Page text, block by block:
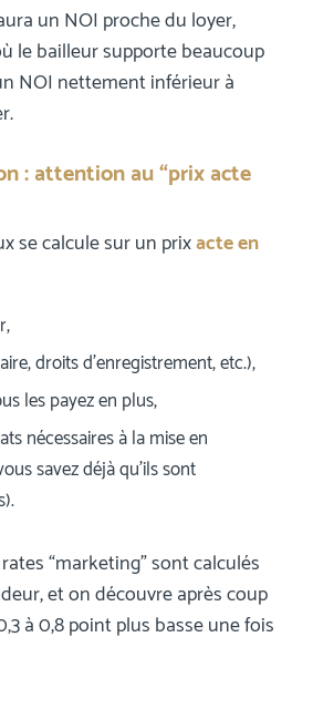
un NOI proche du loyer,
le bailleur supporte beaucoup
NOI nettement inférieur à
: attention au “prix acte
se calcule sur un prixacte en
droits d’enregistrement, etc.),
les payez en plus,
nécessaires à la mise en
savez déjà qu’ils sont
“marketing” sont calculés
et on découvre après coup
à 0,8 point plus basse une fois